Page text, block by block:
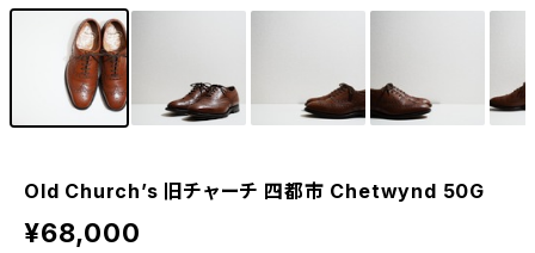
Old Church’s 旧チャーチ 四都市 Chetwynd 50G
¥68,000